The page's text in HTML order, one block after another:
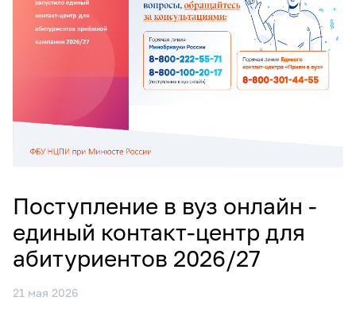
Поступление в вуз онлайн -
единый контакт‑центр для
абитуриентов 2026/27
21 мая 2026